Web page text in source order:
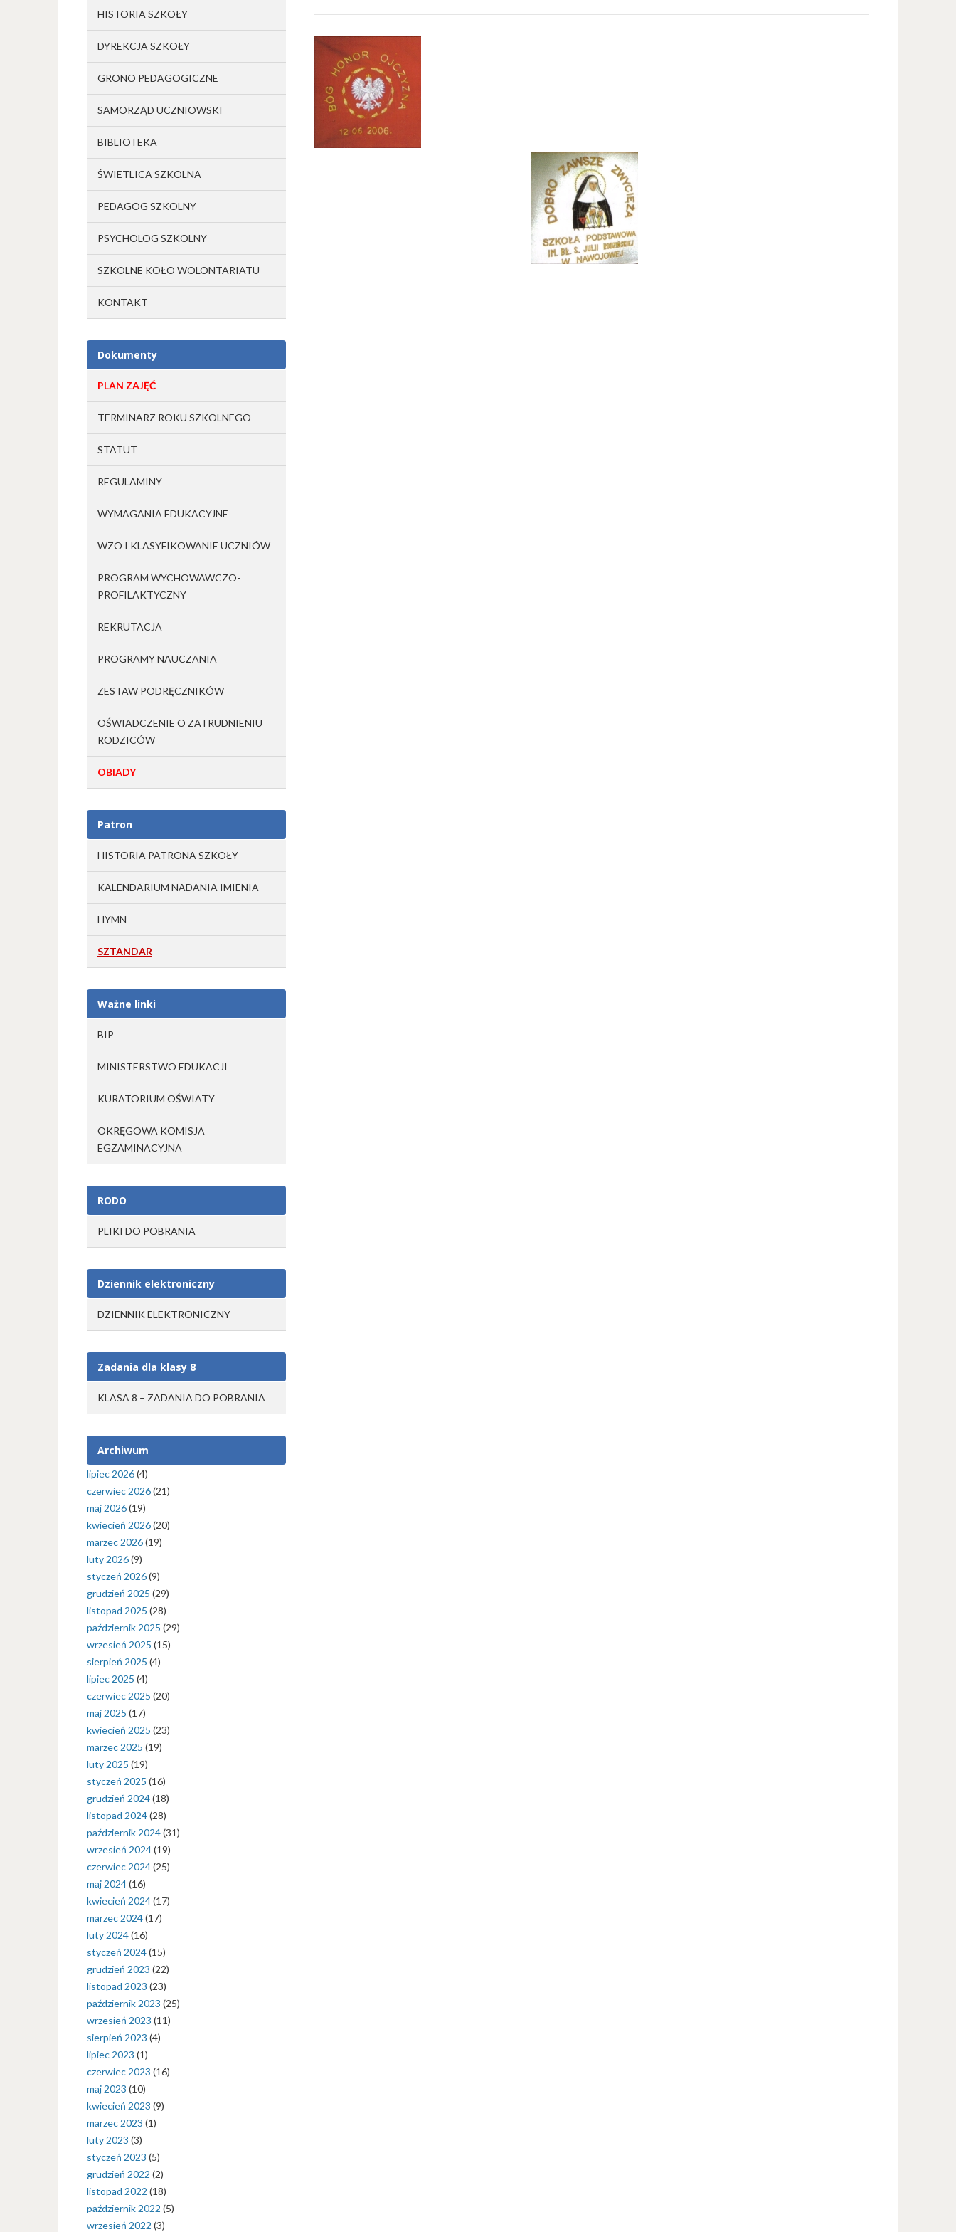
HISTORIA SZKOŁY
DYREKCJA SZKOŁY
GRONO PEDAGOGICZNE
SAMORZĄD UCZNIOWSKI
BIBLIOTEKA
ŚWIETLICA SZKOLNA
PEDAGOG SZKOLNY
PSYCHOLOG SZKOLNY
SZKOLNE KOŁO WOLONTARIATU
KONTAKT
Dokumenty
PLAN ZAJĘĆ
TERMINARZ ROKU SZKOLNEGO
STATUT
REGULAMINY
WYMAGANIA EDUKACYJNE
WZO I KLASYFIKOWANIE UCZNIÓW
PROGRAM WYCHOWAWCZO-
PROFILAKTYCZNY
REKRUTACJA
PROGRAMY NAUCZANIA
ZESTAW PODRĘCZNIKÓW
OŚWIADCZENIE O ZATRUDNIENIU
RODZICÓW
OBIADY
Patron
HISTORIA PATRONA SZKOŁY
KALENDARIUM NADANIA IMIENIA
HYMN
SZTANDAR
Ważne linki
BIP
MINISTERSTWO EDUKACJI
KURATORIUM OŚWIATY
OKRĘGOWA KOMISJA
EGZAMINACYJNA
RODO
PLIKI DO POBRANIA
Dziennik elektroniczny
DZIENNIK ELEKTRONICZNY
Zadania dla klasy 8
KLASA 8 – ZADANIA DO POBRANIA
Archiwum
lipiec 2026(4)
czerwiec 2026(21)
maj 2026(19)
kwiecień 2026(20)
marzec 2026(19)
luty 2026(9)
styczeń 2026(9)
grudzień 2025 (29)
listopad 2025 (28)
październik 2025 (29)
wrzesień 2025 (15)
sierpień 2025 (4)
lipiec 2025 (4)
czerwiec 2025 (20)
maj 2025 (17)
kwiecień 2025 (23)
marzec 2025 (19)
luty 2025 (19)
styczeń 2025 (16)
grudzień 2024(18)
listopad 2024(28)
październik 2024(31)
wrzesień 2024(19)
czerwiec 2024(25)
maj 2024(16)
kwiecień 2024(17)
marzec 2024(17)
luty 2024(16)
styczeń 2024(15)
grudzień 2023 (22)
listopad 2023 (23)
październik 2023 (25)
wrzesień 2023 (11)
sierpień 2023 (4)
lipiec 2023 (1)
czerwiec 2023 (16)
maj 2023 (10)
kwiecień 2023 (9)
marzec 2023 (1)
luty 2023 (3)
styczeń 2023 (5)
grudzień 2022 (2)
listopad 2022 (18)
październik 2022 (5)
wrzesień 2022 (3)